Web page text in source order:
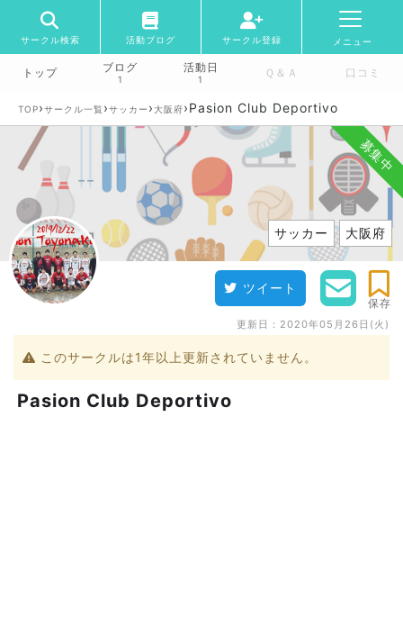
サークル検索 活動ブログ サークル登録 メニュー
トップ ブログ
1
活動日
1 Ｑ＆Ａ 口コミ
TOP›サークル一覧 ›サッカー › 大阪府›Pasion Club Deportivo
募集中
サッカー 大阪府
ツイート
保存
更新日： 2020年05月26日(火)
このサークルは1年以上更新されていません。
Pasion Club Deportivo